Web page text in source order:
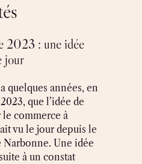
2023 : une idée
jour
quelques années, en
que l’idée de
commerce à
vu le jour depuis le
Narbonne. Une idée
à un constat